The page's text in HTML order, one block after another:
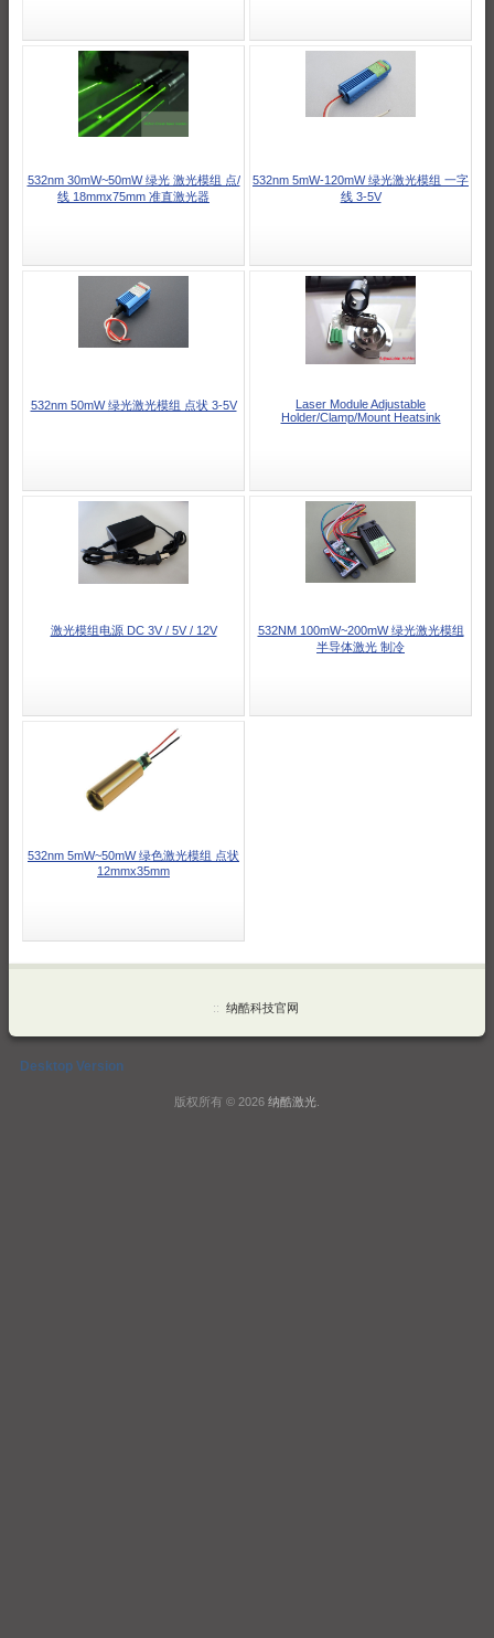
532nm 30mW~50mW 绿光 激光模组 点/
线 18mmx75mm 准直激光器
532nm 5mW-120mW 绿光激光模组 一字
线 3-5V
532nm 50mW 绿光激光模组 点状 3-5V
Laser Module Adjustable
Holder/Clamp/Mount Heatsink
激光模组电源 DC 3V / 5V / 12V
532NM 100mW~200mW 绿光激光模组
半导体激光 制冷
532nm 5mW~50mW 绿色激光模组 点状
12mmx35mm
:: 纳酷科技官网
Desktop Version
版权所有 © 2026 纳酷激光.